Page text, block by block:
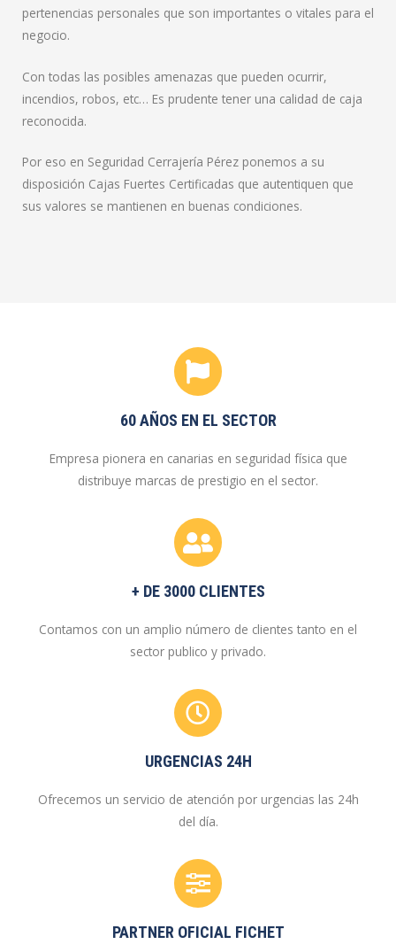
pertenencias personales que son importantes o vitales para el
negocio.
Con todas las posibles amenazas que pueden ocurrir,
incendios, robos, etc… Es prudente tener una calidad de caja
reconocida.
Por eso en Seguridad Cerrajería Pérez ponemos a su
disposición Cajas Fuertes Certificadas que autentiquen que
sus valores se mantienen en buenas condiciones.
60 AÑOS EN EL SECTOR
Empresa pionera en canarias en seguridad física que
distribuye marcas de prestigio en el sector.
+ DE 3000 CLIENTES
Contamos con un amplio número de clientes tanto en el
sector publico y privado.
URGENCIAS 24H
Ofrecemos un servicio de atención por urgencias las 24h
del día.
PARTNER OFICIAL FICHET